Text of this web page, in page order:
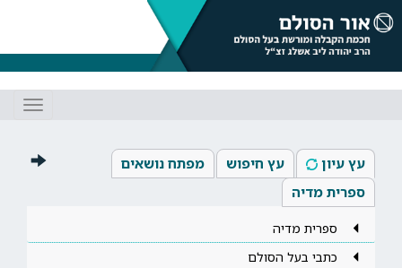
עץ עיון עץ חיפוש
מפתח נושאים
ספרית מדיה
ספרית מדיה
כתבי בעל הסולם